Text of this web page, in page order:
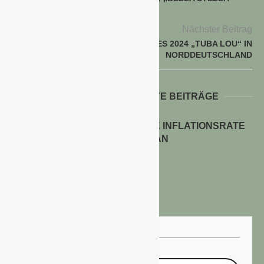
Nächster Beitrag
BALKONPFLANZE DES JAHRES 2024 „TUBA LOU“ IN
NORDDEUTSCHLAND
WEITERE INTERESSANTE BEITRÄGE
ENERGIEPREISE TREIBEN DIE INFLATIONSRATE
IM JULI 2026 AN